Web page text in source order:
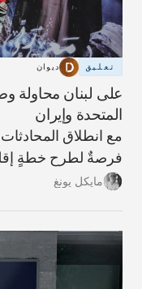
تعليق ديوان
على لبنان محاولة
المتحدة وإيران
مع انطلاق
فرصةٌ لطرح خطةٍ
مايكل يونغ